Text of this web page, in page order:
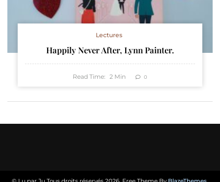
Lectures
Happily Never After, Lynn Painter.
Read Time: 2 Min 0